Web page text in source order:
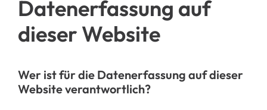
Datenerfassung auf
dieser Website
Wer ist für die Datenerfassung auf dieser
Website verantwortlich?